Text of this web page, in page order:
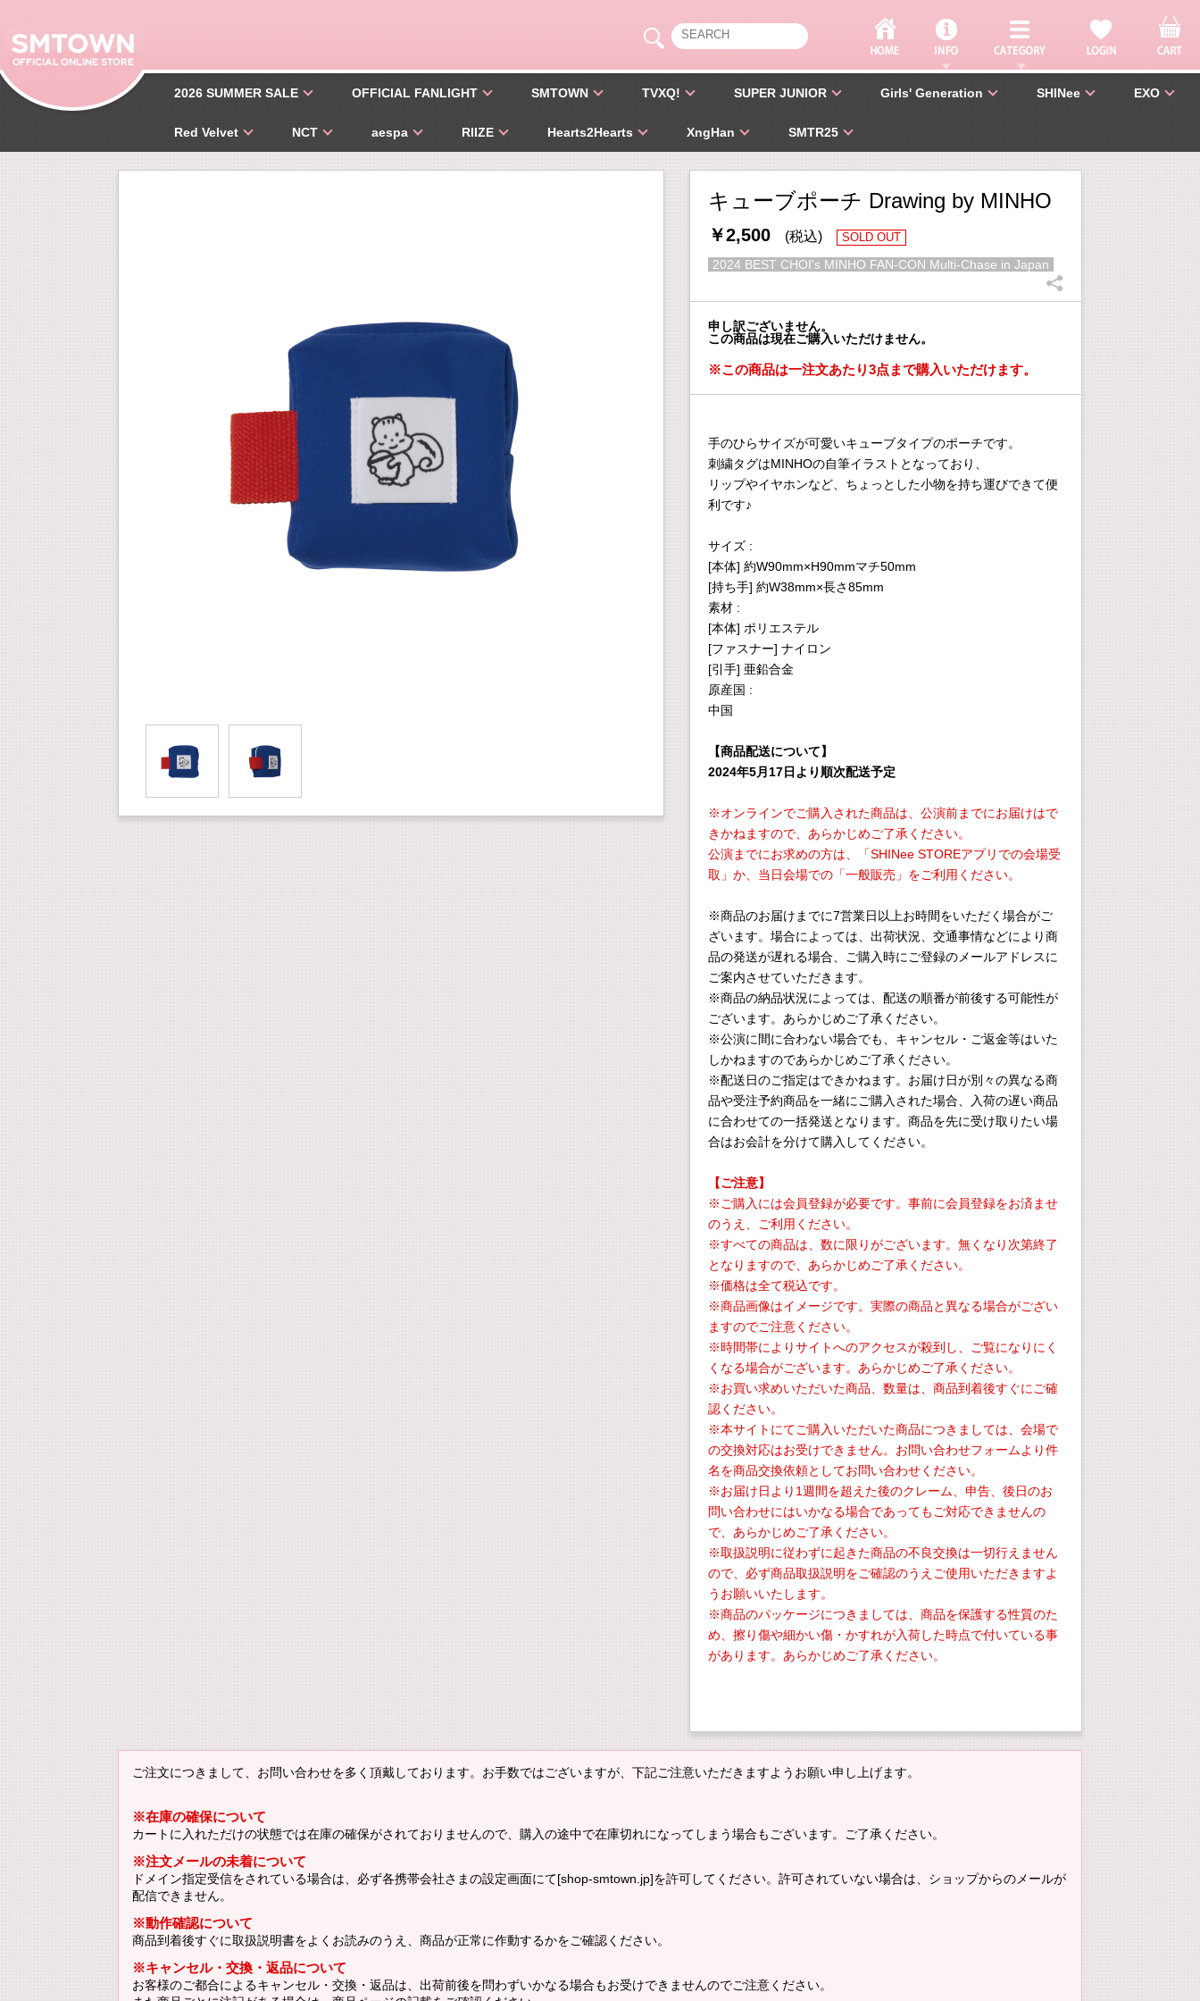
2026 SUMMER SALE OFFICIAL FANLIGHT SMTOWN TVXQ! SUPER JUNIOR Girls' Generation SHINee EXO
Red Velvet NCT aespa RIIZE Hearts2Hearts XngHan SMTR25
キューブポーチ Drawing by MINHO
￥2,500 (税込) SOLD OUT
2024 BEST CHOI's MINHO FAN-CON Multi-Chase in Japan
申し訳ございません。
この商品は現在ご購入いただけません。
※この商品は一注文あたり3点まで購入いただけます。
手のひらサイズが可愛いキューブタイプのポーチです。
刺繍タグはMINHOの自筆イラストとなっており、
リップやイヤホンなど、ちょっとした小物を持ち運びできて便
利です♪
サイズ :
[本体] 約W90mm×H90mmマチ50mm
[持ち手] 約W38mm×長さ85mm
素材 :
[本体] ポリエステル
[ファスナー] ナイロン
[引手] 亜鉛合金
原産国 :
中国
【商品配送について】
2024年5月17日より順次配送予定
※オンラインでご購入された商品は、公演前までにお届けはで
きかねますので、あらかじめご了承ください。
公演までにお求めの方は、「SHINee STOREアプリでの会場受
取」か、当日会場での「一般販売」をご利用ください。
※商品のお届けまでに7営業日以上お時間をいただく場合がご
ざいます。場合によっては、出荷状況、交通事情などにより商
品の発送が遅れる場合、ご購入時にご登録のメールアドレスに
ご案内させていただきます。
※商品の納品状況によっては、配送の順番が前後する可能性が
ございます。あらかじめご了承ください。
※公演に間に合わない場合でも、キャンセル・ご返金等はいた
しかねますのであらかじめご了承ください。
※配送日のご指定はできかねます。お届け日が別々の異なる商
品や受注予約商品を一緒にご購入された場合、入荷の遅い商品
に合わせての一括発送となります。商品を先に受け取りたい場
合はお会計を分けて購入してください。
【ご注意】
※ご購入には会員登録が必要です。事前に会員登録をお済ませ
のうえ、ご利用ください。
※すべての商品は、数に限りがございます。無くなり次第終了
となりますので、あらかじめご了承ください。
※価格は全て税込です。
※商品画像はイメージです。実際の商品と異なる場合がござい
ますのでご注意ください。
※時間帯によりサイトへのアクセスが殺到し、ご覧になりにく
くなる場合がございます。あらかじめご了承ください。
※お買い求めいただいた商品、数量は、商品到着後すぐにご確
認ください。
※本サイトにてご購入いただいた商品につきましては、会場で
の交換対応はお受けできません。お問い合わせフォームより件
名を商品交換依頼としてお問い合わせください。
※お届け日より1週間を超えた後のクレーム、申告、後日のお
問い合わせにはいかなる場合であってもご対応できませんの
で、あらかじめご了承ください。
※取扱説明に従わずに起きた商品の不良交換は一切行えません
ので、必ず商品取扱説明をご確認のうえご使用いただきますよ
うお願いいたします。
※商品のパッケージにつきましては、商品を保護する性質のた
め、擦り傷や細かい傷・かすれが入荷した時点で付いている事
があります。あらかじめご了承ください。
ご注文につきまして、お問い合わせを多く頂戴しております。お手数ではございますが、下記ご注意いただきますようお願い申し上げます。
※在庫の確保について
カートに入れただけの状態では在庫の確保がされておりませんので、購入の途中で在庫切れになってしまう場合もございます。ご了承ください。
※注文メールの未着について
ドメイン指定受信をされている場合は、必ず各携帯会社さまの設定画面にて[shop-smtown.jp]を許可してください。許可されていない場合は、ショップからのメールが
配信できません。
※動作確認について
商品到着後すぐに取扱説明書をよくお読みのうえ、商品が正常に作動するかをご確認ください。
※キャンセル・交換・返品について
お客様のご都合によるキャンセル・交換・返品は、出荷前後を問わずいかなる場合もお受けできませんのでご注意ください。